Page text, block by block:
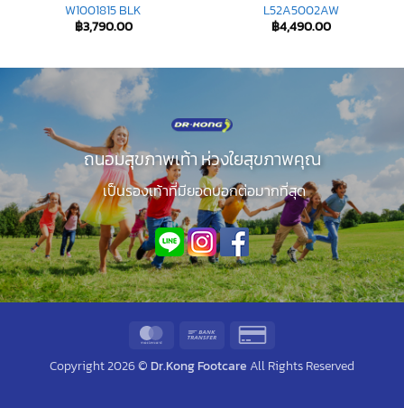
W1001815 BLK
฿3,790.00
L52A5002AW
฿4,490.00
ถนอมสุขภาพเท้า ห่วงใยสุขภาพคุณ
เป็นรองเท้าที่มียอดบอกต่อมากที่สุด
MasterCard Bank
2
Copyright 2026 © Dr.Kong Footcare All Rights Reserved